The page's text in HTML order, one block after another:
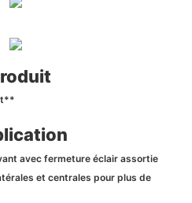
avec fermeture éclair assortie
et centrales pour plus de